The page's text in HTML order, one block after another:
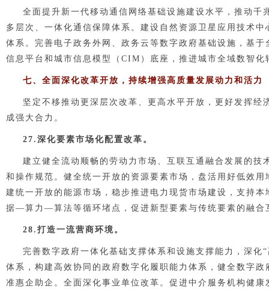
全面提升新一代移动通信网络基础设施建设水平，推动
多层次、一体化通信保障体系。建设自然资源卫星应用技术
体系。完善 电子政务外网、政务云等数字政府基础设施，基
信息平台和城市信息模型（CIM）底座，推进城市全域数智化
七、全面深化改革开放，持续增强高质量发展动力和活力
坚定不移推动更深层次改革、更高水平开放，更好发挥
成强大合力。
27.深化要素市场化配置改革。
建立健全流动顺畅的劳动力市场、互联互通融合发展的
和操作规范。健全统一开放的资源要素市场，盘活用好低效
建统一开放的能源市场，稳步推进电力现货市场建设，支持
据—算力—算法等循环堵点，促进新型要素与传统要素的融合
28.打造一流营商环境。
完善数字政府一体化基础支撑体系和设施支撑能力，深化
体系，构建高效协同的政府数字化履职能力体系，健全数字
准惠企助企。全面深化事业单位改革。促进中介服务机构健